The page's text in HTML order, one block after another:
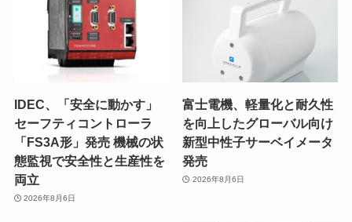
IDEC、「安全に動かす」
セーフティコントローラ
「FS3A形」発売 機械の状
態監視で安全性と生産性を
両立
2026年8月6日
富士電機、軽量化と耐久性
を向上したグローバル向け
新型中性子サーベイメータ
発売
2026年8月6日